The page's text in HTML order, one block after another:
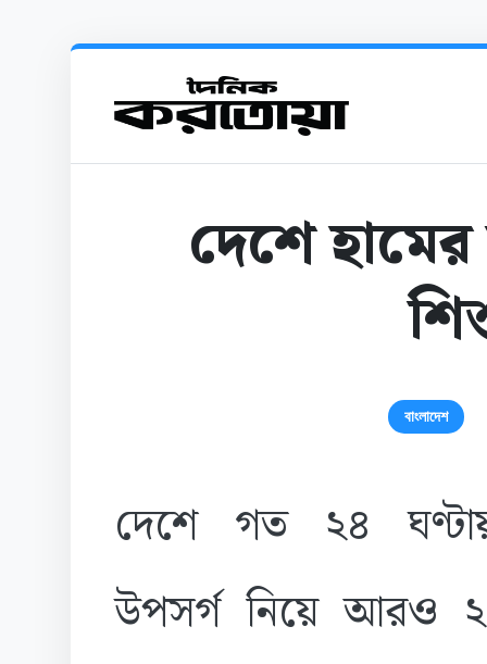
দেশে
বাংলাদেশ
দেশে গত ২৪
উপসর্গ নিয়ে আরও